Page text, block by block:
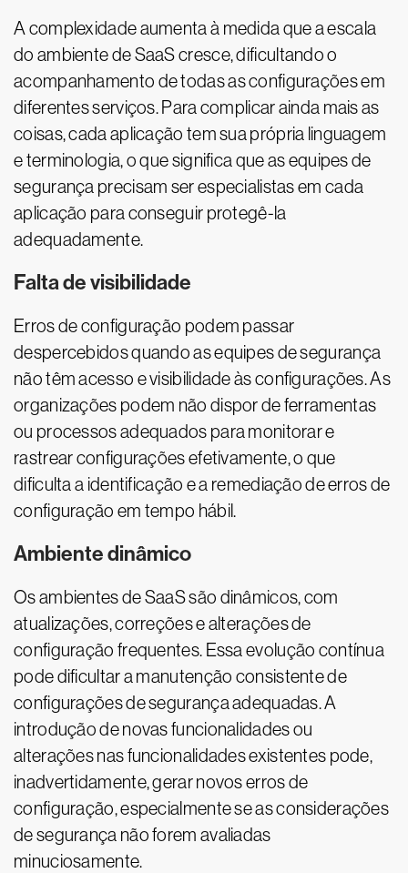
A complexidade aumenta à medida que a escala
do ambiente de SaaS cresce, dificultando o
acompanhamento de todas as configurações em
diferentes serviços. Para complicar ainda mais as
coisas, cada aplicação tem sua própria linguagem
e terminologia, o que significa que as equipes de
segurança precisam ser especialistas em cada
aplicação para conseguir protegê-la
adequadamente.
Falta de visibilidade
Erros de configuração podem passar
despercebidos quando as equipes de segurança
não têm acesso e visibilidade às configurações. As
organizações podem não dispor de ferramentas
ou processos adequados para monitorar e
rastrear configurações efetivamente, o que
dificulta a identificação e a remediação de erros de
configuração em tempo hábil.
Ambiente dinâmico
Os ambientes de SaaS são dinâmicos, com
atualizações, correções e alterações de
configuração frequentes. Essa evolução contínua
pode dificultar a manutenção consistente de
configurações de segurança adequadas. A
introdução de novas funcionalidades ou
alterações nas funcionalidades existentes pode,
inadvertidamente, gerar novos erros de
configuração, especialmente se as considerações
de segurança não forem avaliadas
minuciosamente.